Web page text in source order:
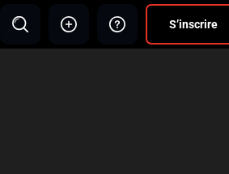
S’inscrire